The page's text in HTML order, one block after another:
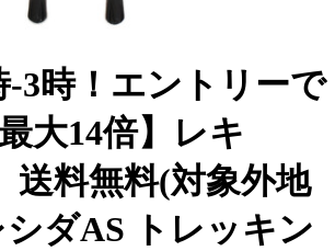
-3時！エントリーで
大14倍】レキ
送料無料(対象外地
ダAS トレッキン